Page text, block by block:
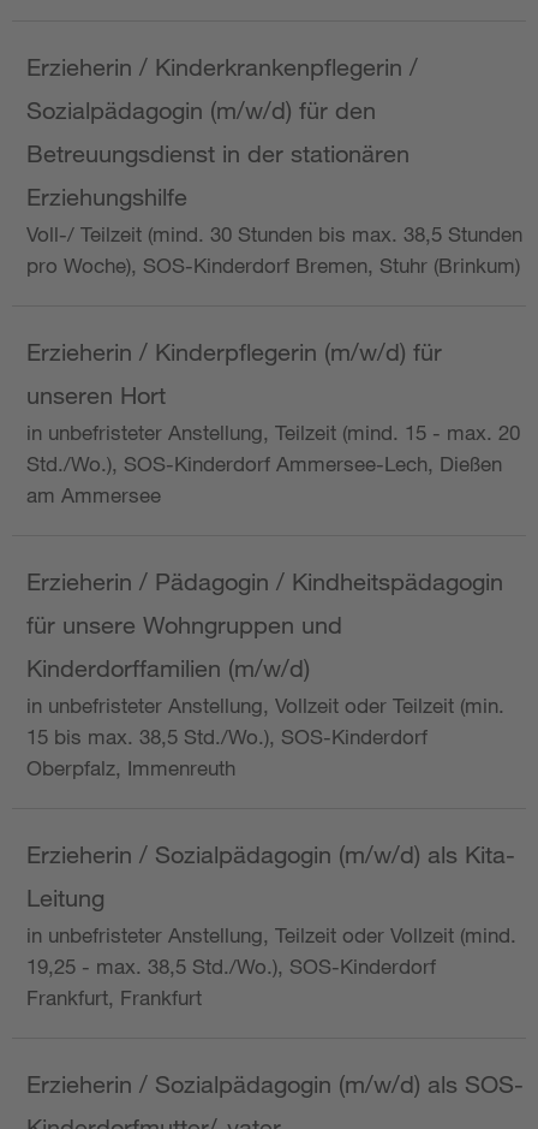
Erzieherin / Kinderkrankenpflegerin /
Sozialpädagogin (m/w/d) für den
Betreuungsdienst in der stationären
Erziehungshilfe
Voll-/ Teilzeit (mind. 30 Stunden bis max. 38,5 Stunden
pro Woche), SOS-Kinderdorf Bremen, Stuhr (Brinkum)
Erzieherin / Kinderpflegerin (m/w/d) für
unseren Hort
in unbefristeter Anstellung, Teilzeit (mind. 15 - max. 20
Std./Wo.), SOS-Kinderdorf Ammersee-Lech, Dießen
am Ammersee
Erzieherin / Pädagogin / Kindheitspädagogin
für unsere Wohngruppen und
Kinderdorffamilien (m/w/d)
in unbefristeter Anstellung, Vollzeit oder Teilzeit (min.
15 bis max. 38,5 Std./Wo.), SOS-Kinderdorf
Oberpfalz, Immenreuth
Erzieherin / Sozialpädagogin (m/w/d) als Kita-
Leitung
in unbefristeter Anstellung, Teilzeit oder Vollzeit (mind.
19,25 - max. 38,5 Std./Wo.), SOS-Kinderdorf
Frankfurt, Frankfurt
Erzieherin / Sozialpädagogin (m/w/d) als SOS-